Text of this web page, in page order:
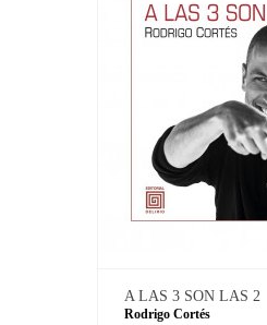
A LAS 3 SON LAS 2
Rodrigo Cortés